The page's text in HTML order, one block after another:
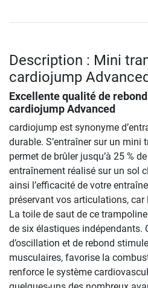
Description : Mini
cardiojump Advanced
Excellente qualité de
cardiojump Advanced
cardiojump est synonyme
durable. S’entraîner sur un mini
permet de brûler jusqu’à 25 %
entraînement réalisé sur un sol
ainsi l’efficacité de votre
préservant vos articulations, car
La toile de saut de ce
de six élastiques indépendants.
d’oscillation et de rebond
musculaires, favorise la
renforce le système